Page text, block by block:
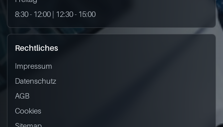
8:30 - 12:00 | 12:30 - 15:00
Rechtliches
Impressum
Datenschutz
AGB
Cookies